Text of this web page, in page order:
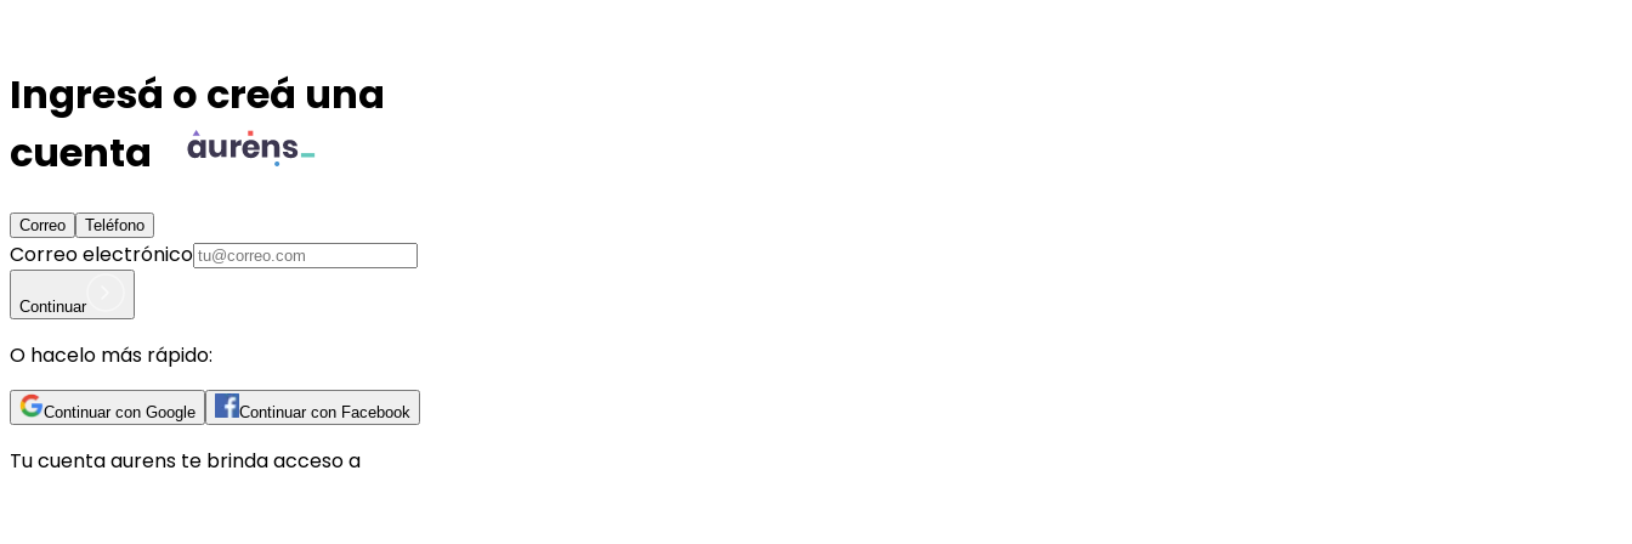
Ingresá o creá una
cuenta
Correo Teléfono
Correo electrónico
Continuar
O hacelo más rápido:
Continuar con Google Continuar con Facebook
Tu cuentaaurens te brinda acceso a